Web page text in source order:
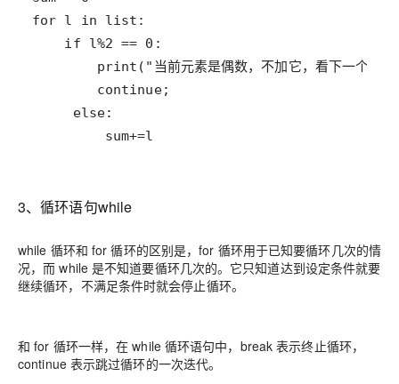
         sum+=l
3、循环语句while
while 循环和 for 循环的区别是，for 循环用于已知要循环几次的情
况，而 while 是不知道要循环几次的。它只知道达到设定条件就要
继续循环，不满足条件时就会停止循环。
和 for 循环一样，在 while 循环语句中，break 表示终止循环，
continue 表示跳过循环的一次迭代。